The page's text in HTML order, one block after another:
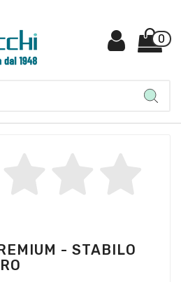
0
- STABILO